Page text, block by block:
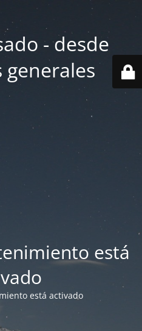
- desde
generales
está
está activado